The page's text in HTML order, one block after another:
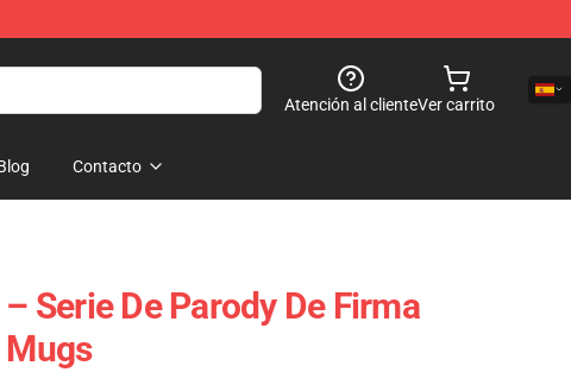
Atención al clienteVer carrito
Contacto
Serie De Parody De Firma
Mugs